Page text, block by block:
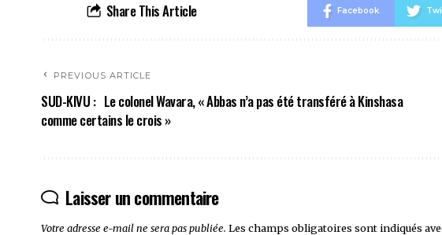
Share This Article Facebook
PREVIOUS ARTICLE
SUD-KIVU : Le colonel Wavara, « Abbas n’a pas été transféré à Kinshasa
comme certains le crois »
Laisser un commentaire
Votre adresse e-mail ne sera pas publiée. Les champs obligatoires sont indiqués